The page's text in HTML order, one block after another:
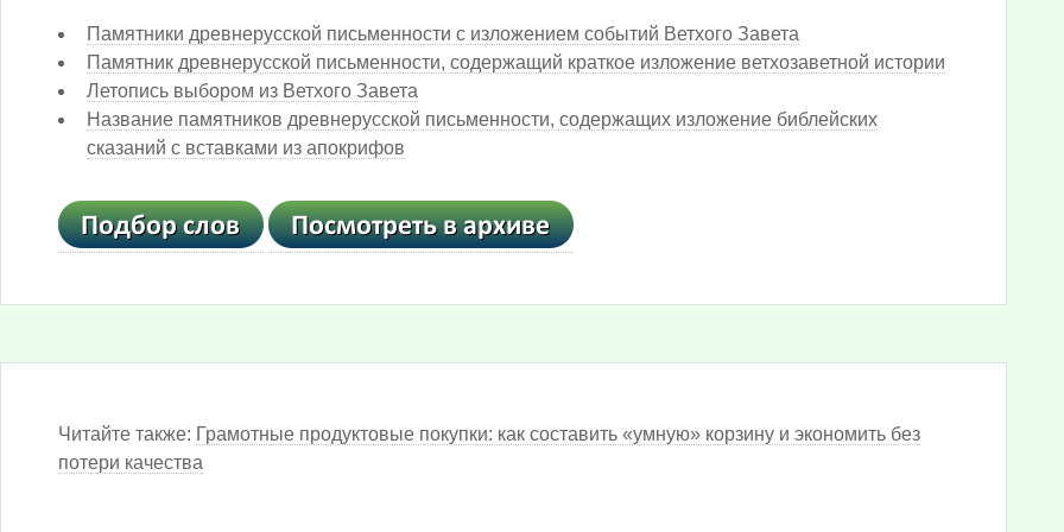
Памятники древнерусской письменности с изложением событий Ветхого Завета
Памятник древнерусской письменности, содержащий краткое изложение ветхозаветной истории
Летопись выбором из Ветхого Завета
Название памятников древнерусской письменности, содержащих изложение библейских
сказаний с вставками из апокрифов
Читайте также: Грамотные продуктовые покупки: как составить «умную» корзину и экономить без
потери качества